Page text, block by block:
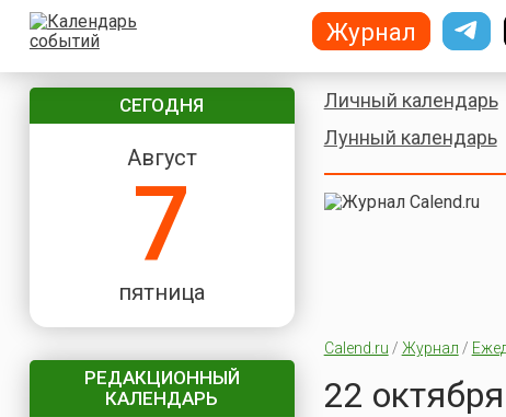
СЕГОДНЯ
Август
7
пятница
РЕДАКЦИОННЫЙ
КАЛЕНДАРЬ
Личный календарь
Лунный календарь
Calend.ru / Журнал /
22
Журнал